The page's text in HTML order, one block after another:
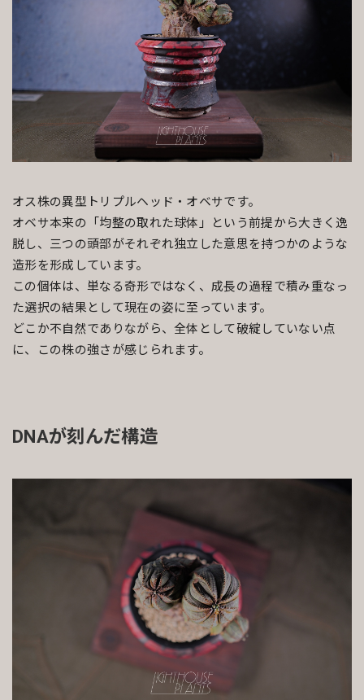
オス株の異型トリプルヘッド・オベサです。
オベサ本来の「均整の取れた球体」という前提から大きく逸
脱し、三つの頭部がそれぞれ独立した意思を持つかのような
造形を形成しています。
この個体は、単なる奇形ではなく、成長の過程で積み重なっ
た選択の結果として現在の姿に至っています。
どこか不自然でありながら、全体として破綻していない点
に、この株の強さが感じられます。
DNAが刻んだ構造